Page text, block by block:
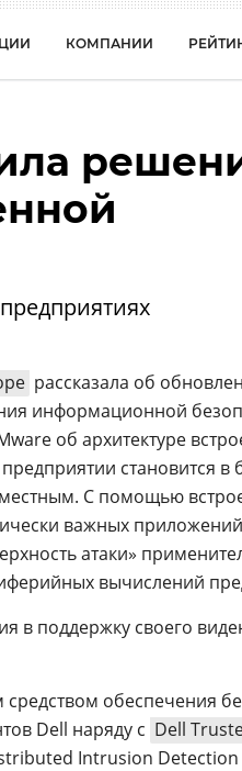
КОМПАНИИ
рассказала об
информационной
об архитектуре
становится в
С помощью
важных
атаки»
вычислений
в поддержку своего
обеспечения
Dell наряду с Dell
Intrusion